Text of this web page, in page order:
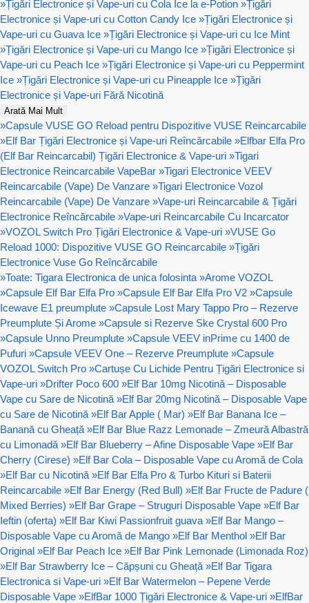
»Țigări Electronice și Vape-uri cu Cola Ice la e-Potion »Țigări
Electronice și Vape-uri cu Cotton Candy Ice »Țigări Electronice și
Vape-uri cu Guava Ice »Țigări Electronice și Vape-uri cu Ice Mint
»Țigări Electronice și Vape-uri cu Mango Ice »Țigări Electronice și
Vape-uri cu Peach Ice »Țigări Electronice și Vape-uri cu Peppermint
Ice »Țigări Electronice și Vape-uri cu Pineapple Ice »Țigări
Electronice și Vape-uri Fără Nicotină
Arată Mai Mult
»Capsule VUSE GO Reload pentru Dispozitive VUSE Reincarcabile
»Elf Bar Țigări Electronice și Vape-uri Reîncărcabile »Elfbar Elfa Pro
(Elf Bar Reincarcabil) Țigări Electronice & Vape-uri »Tigari
Electronice Reincarcabile VapeBar »Tigari Electronice VEEV
Reincarcabile (Vape) De Vanzare »Tigari Electronice Vozol
Reincarcabile (Vape) De Vanzare »Vape-uri Reincarcabile & Țigări
Electronice Reîncărcabile »Vape-uri Reincarcabile Cu Incarcator
»VOZOL Switch Pro Țigări Electronice & Vape-uri »VUSE Go
Reload 1000: Dispozitive VUSE GO Reincarcabile »Țigări
Electronice Vuse Go Reîncărcabile
»Toate: Tigara Electronica de unica folosinta »Arome VOZOL
»Capsule Elf Bar Elfa Pro »Capsule Elf Bar Elfa Pro V2 »Capsule
Icewave E1 preumplute »Capsule Lost Mary Tappo Pro – Rezerve
Preumplute Și Arome »Capsule si Rezerve Ske Crystal 600 Pro
»Capsule Unno Preumplute »Capsule VEEV inPrime cu 1400 de
Pufuri »Capsule VEEV One – Rezerve Preumplute »Capsule
VOZOL Switch Pro »Cartușe Cu Lichide Pentru Țigări Electronice si
Vape-uri »Drifter Poco 600 »Elf Bar 10mg Nicotină – Disposable
Vape cu Sare de Nicotină »Elf Bar 20mg Nicotină – Disposable Vape
cu Sare de Nicotină »Elf Bar Apple ( Mar) »Elf Bar Banana Ice –
Banană cu Gheață »Elf Bar Blue Razz Lemonade – Zmeură Albastră
cu Limonadă »Elf Bar Blueberry – Afine Disposable Vape »Elf Bar
Cherry (Cirese) »Elf Bar Cola – Disposable Vape cu Aromă de Cola
»Elf Bar cu Nicotină »Elf Bar Elfa Pro & Turbo Kituri si Baterii
Reincarcabile »Elf Bar Energy (Red Bull) »Elf Bar Fructe de Padure (
Mixed Berries) »Elf Bar Grape – Struguri Disposable Vape »Elf Bar
Ieftin (oferta) »Elf Bar Kiwi Passionfruit guava »Elf Bar Mango –
Disposable Vape cu Aromă de Mango »Elf Bar Menthol »Elf Bar
Original »Elf Bar Peach Ice »Elf Bar Pink Lemonade (Limonada Roz)
»Elf Bar Strawberry Ice – Căpșuni cu Gheață »Elf Bar Tigara
Electronica si Vape-uri »Elf Bar Watermelon – Pepene Verde
Disposable Vape »ElfBar 1000 Țigări Electronice & Vape-uri »ElfBar